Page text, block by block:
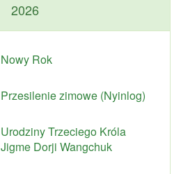
2026
Nowy Rok
Przesilenie zimowe (Nyinlog)
Urodziny Trzeciego Króla
Jigme Dorji Wangchuk